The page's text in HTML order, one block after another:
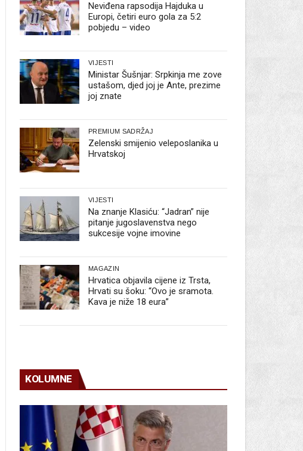
Neviđena rapsodija Hajduka u
Europi, četiri euro gola za 5:2
pobjedu – video
VIJESTI
Ministar Šušnjar: Srpkinja me zove
ustašom, djed joj je Ante, prezime
joj znate
PREMIUM SADRŽAJ
Zelenski smijenio veleposlanika u
Hrvatskoj
VIJESTI
Na znanje Klasiću: “Jadran” nije
pitanje jugoslavenstva nego
sukcesije vojne imovine
MAGAZIN
Hrvatica objavila cijene iz Trsta,
Hrvati su šoku: “Ovo je sramota.
Kava je niže 18 eura”
KOLUMNE